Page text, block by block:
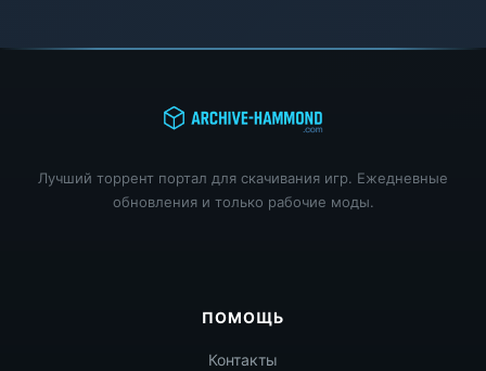
Лучший торрент портал для скачивания игр. Ежедневные
обновления и только рабочие моды.
ПОМОЩЬ
Контакты